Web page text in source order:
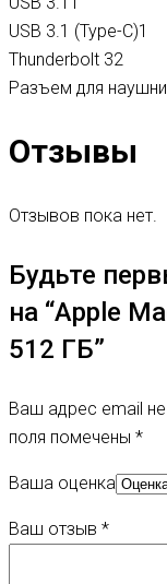
USB 3.1 (Type-C)1
Thunderbolt 32
Разъем для
Отзывы
Отзывов пока нет.
Будьте
на “Apple
512 ГБ”
Ваш адрес email
поля помечены *
Ваша оценка
Ваш отзыв *